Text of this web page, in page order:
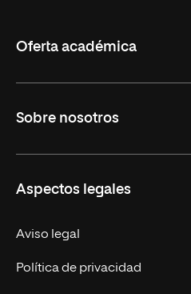
Oferta académica
Maestrías
Sobre nosotros
Trabaja en UNIR
Actualidad
Contacto
Aspectos legales
Aviso legal
Política de privacidad